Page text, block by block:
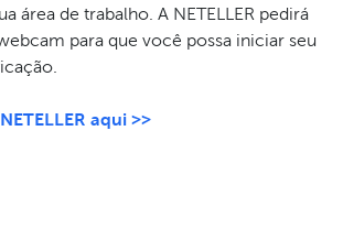
área de trabalho. A NETELLER pedirá
para que você possa iniciar seu
aqui >>